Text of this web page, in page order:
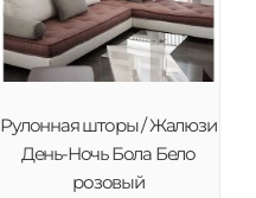
Рулонная шторы / Жалюзи
День-Ночь Бола Бело
розовый